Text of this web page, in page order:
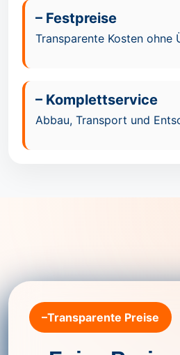
– Festpreise
Transparente Kosten ohne
– Komplettservice
Abbau, Transport und
–Transparente Preise